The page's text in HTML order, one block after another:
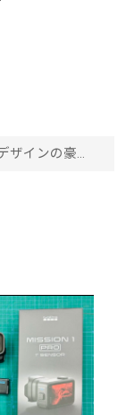
ザインの豪華